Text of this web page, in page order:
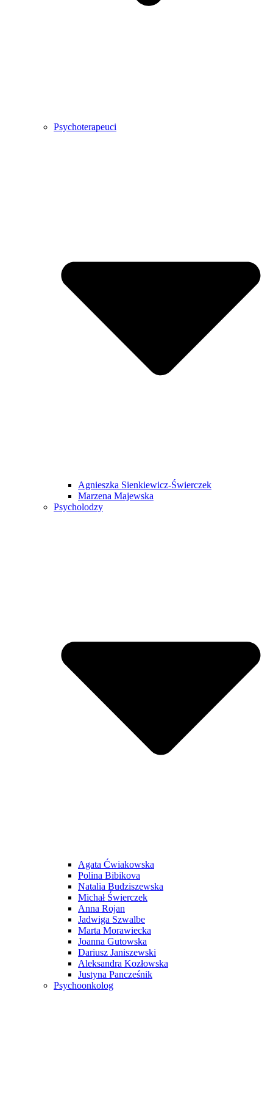
Psychoterapeuci
Agnieszka Sienkiewicz-Świerczek
Marzena Majewska
Psycholodzy
Agata Ćwiakowska
Polina Bibikova
Natalia Budziszewska
Michał Świerczek
Anna Rojan
Jadwiga Szwalbe
Marta Morawiecka
Joanna Gutowska
Dariusz Janiszewski
Aleksandra Kozłowska
Justyna Pancześnik
Psychoonkolog